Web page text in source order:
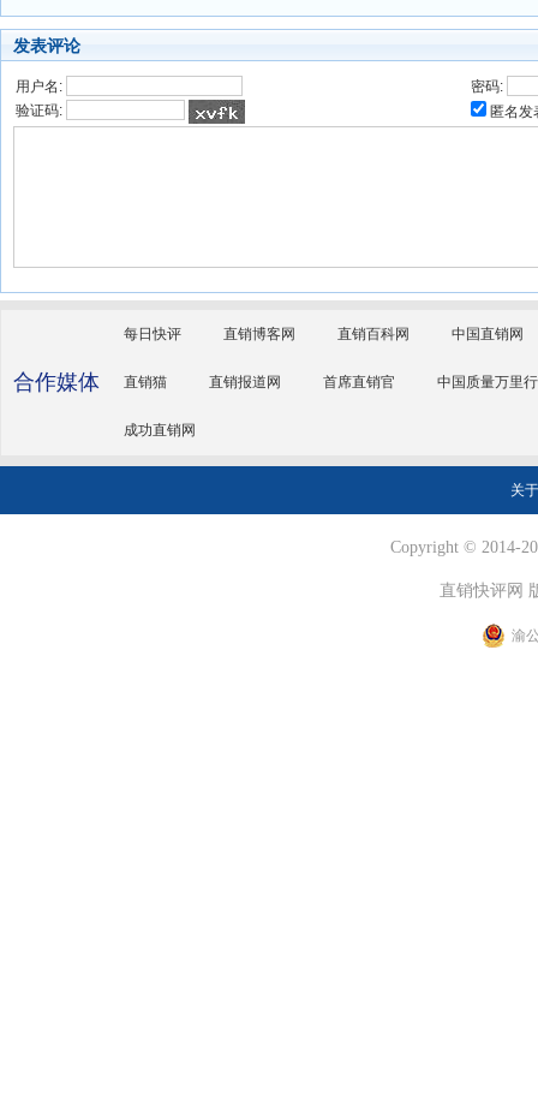
发表评论
用户名:
密码:
验证码:
匿名发
合作媒体
每日快评 直销博客网 直销百科网 中国直销网
直销猫 直销报道网 首席直销官 中国质量万里行
成功直销网
关
Copyright © 2014-
直销快评网
渝